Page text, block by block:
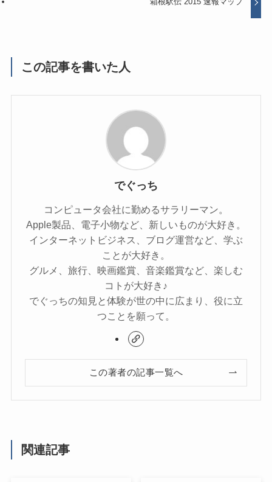
この記事を書いた人
でぐっち
コンピュータ会社に勤めるサラリーマン。
Apple製品、電子小物など、新しいものが大好き。
インターネットビジネス、ブログ運営など、学ぶ
ことが大好き。
グルメ、旅行、映画鑑賞、音楽鑑賞など、楽しむ
コトが大好き♪
でぐっちの知見と体験が世の中に広まり、役に立
つことを願って。
この著者の記事一覧へ
関連記事